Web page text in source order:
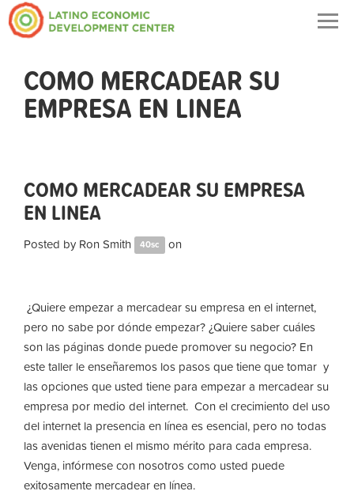
COMO MERCADEAR SU
EMPRESA EN LINEA
COMO MERCADEAR SU EMPRESA
EN LINEA
Posted by Ron Smith 40sc on
¿Quiere empezar a mercadear su empresa en el internet,
pero no sabe por dónde empezar? ¿Quiere saber cuáles
son las páginas donde puede promover su negocio? En
este taller le enseñaremos los pasos que tiene que tomar y
las opciones que usted tiene para empezar a mercadear su
empresa por medio del internet. Con el crecimiento del uso
del internet la presencia en línea es esencial, pero no todas
las avenidas tienen el mismo mérito para cada empresa.
Venga, infórmese con nosotros como usted puede
exitosamente mercadear en línea.